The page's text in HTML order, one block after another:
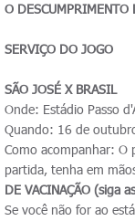
O DESCUMPRIMENTO
SERVIÇO DO JOGO
SÃO JOSÉ X BRASIL
Onde: Estádio Passo
Quando: 16 de
Como acompanhar: O
partida, tenha em
DE VACINAÇÃO (siga
Se você não for ao